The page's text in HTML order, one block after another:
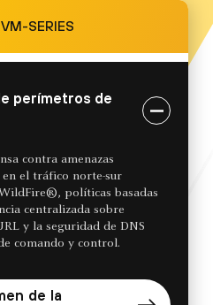
VM-SERIES
perímetros de
contra amenazas
en el tráfico norte-sur
políticas basadas
centralizada sobre
y la seguridad de DNS
comando y control.
de la